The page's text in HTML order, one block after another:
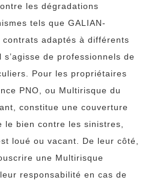
les dégradations
tels que GALIAN-
contrats adaptés à différents
de professionnels de
Pour les propriétaires
PNO, ou Multirisque du
constitue une couverture
le bien contre les sinistres,
loué ou vacant. De leur côté,
une Multirisque
responsabilité en cas de